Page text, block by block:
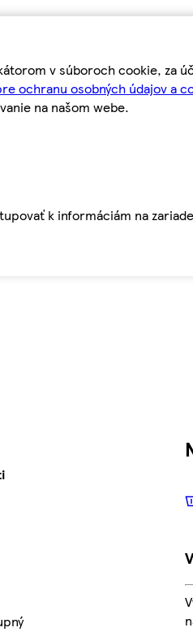
v súboroch cookie, za
ochranu osobných údajov a
na našom webe.
k informáciám na